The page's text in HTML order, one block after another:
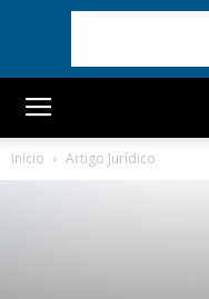
Início Artigo Jurídico